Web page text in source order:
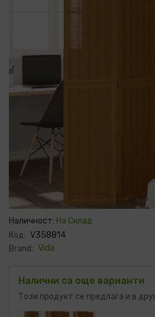
изображенията
Преминете
към
на
галерия
със
Наличност: На Склад
Код: V358814
Brand: Vida
Налични са още варианти
Този продукт се предлага и в